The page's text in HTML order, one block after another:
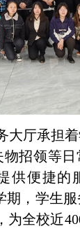
大厅承担着
招领等
供便捷的
期，学生
为全校近